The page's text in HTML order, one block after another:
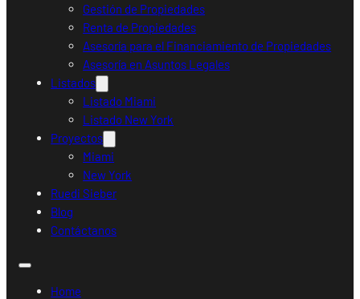
Gestión de Propiedades
Renta de Propiedades
Asesoría para el Financiamiento de Propiedades
Asesoría en Asuntos Legales
Listados
Listado Miami
Listado New York
Proyectos
Miami
New York
Ruedi Sieber
Blog
Contáctanos
Home